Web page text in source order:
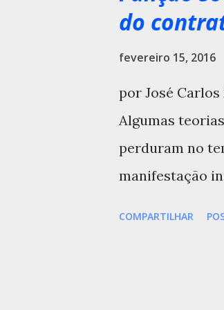
do
fevereiro 15, 2016
por José
Algumas
perduram no
manifestação
COMPARTILHAR